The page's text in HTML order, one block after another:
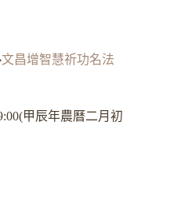
文昌增智慧祈功名法
甲辰年農曆二月初